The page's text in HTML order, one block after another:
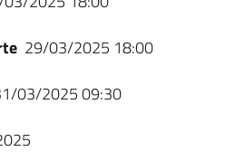
29/03/2025 18:00
03/2025 09:30